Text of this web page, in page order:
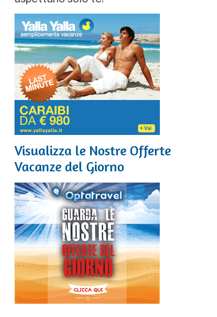
Visualizza le Nostre Offerte
Vacanze del Giorno